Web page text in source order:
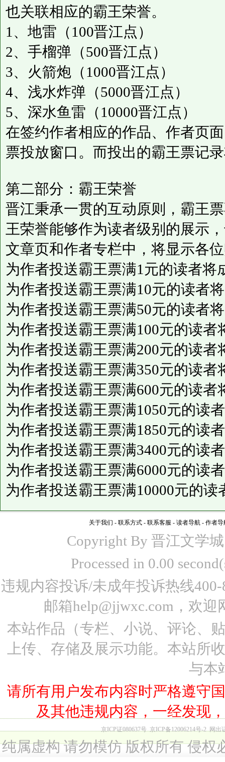
也关联相应的霸王荣誉。
1、地雷（100晋江点）
2、手榴弹（500晋江点）
3、火箭炮（1000晋江点）
4、浅水炸弹（5000晋江点）
5、深水鱼雷（10000晋江点）
在签约作者相应的作品、作者页
票投放窗口。而投出的霸王票记
第二部分：霸王荣誉
晋江秉承一贯的互动原则，霸王
王荣誉能够作为读者级别的展示
文章页和作者专栏中，将显示各
为作者投送霸王票满1元的读者将
为作者投送霸王票满10元的读者
为作者投送霸王票满50元的读者
为作者投送霸王票满100元的读者
为作者投送霸王票满200元的读者
为作者投送霸王票满350元的读者
为作者投送霸王票满600元的读者
为作者投送霸王票满1050元的读
为作者投送霸王票满1850元的读
为作者投送霸王票满3400元的读
为作者投送霸王票满6000元的读
为作者投送霸王票满10000元的
关于我们 - 联系方式 - 联系客服 - 读者导航 - 作者导
Copyright By 晋江文学
Processed in 0.00
违规内容投诉/未成年投诉热线
邮箱help@jjwxc.com，欢
本站作品（专栏、小说、评论、
上传、存储及展示功能。本站所
与本
请所有用户发布内容时严格遵守
及其他违规内容，一经发现
京ICP证080637号 京ICP备12006214号-2 网出
纯属虚构 请勿模仿 版权所有 侵权